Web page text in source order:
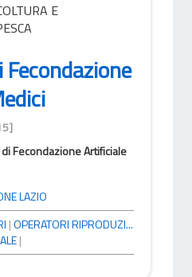
E
Fecondazione Artificiale
LAZIO
|OPERATORI RIPRODUZI...
|